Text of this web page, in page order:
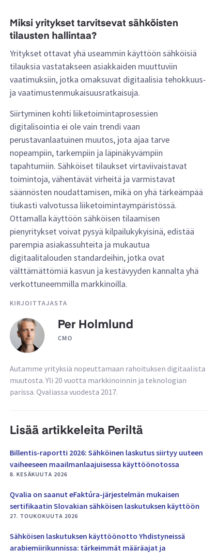
Miksi yritykset tarvitsevat sähköisten
tilausten hallintaa?
Yritykset ottavat yhä useammin käyttöön sähköisiä
tilauksia vastatakseen asiakkaiden muuttuviin
vaatimuksiin, jotka omaksuvat digitaalisia tehokkuus-
ja vaatimustenmukaisuusratkaisuja.
Siirtyminen kohti liiketoimintaprosessien
digitalisointia ei ole vain trendi vaan
perustavanlaatuinen muutos, jota ajaa tarve
nopeampiin, tarkempiin ja läpinäkyvämpiin
tapahtumiin. Sähköiset tilaukset virtaviivaistavat
toimintoja, vähentävät virheitä ja varmistavat
säännösten noudattamisen, mikä on yhä tärkeämpää
tiukasti valvotussa liiketoimintaympäristössä.
Ottamalla käyttöön sähköisen tilaamisen
pienyritykset voivat pysyä kilpailukykyisinä, edistää
parempia asiakassuhteita ja mukautua
digitaalitalouden standardeihin, jotka ovat
välttämättömiä kasvun ja kestävyyden kannalta yhä
verkottuneemmilla markkinoilla.
KIRJOITTAJASTA
Per Holmlund
CMO
Autamme yrityksiä nopeuttamaan rahoituksen digitaalista
muutosta. Yli 20 vuotta markkinoinnin ja teknologian
parissa. Qvaliassa vuodesta 2017.
Lisää artikkeleita Periltä
Billentis-raportti 2026: Sähköinen laskutus siirtyy uuteen
vaiheeseen maailmanlaajuisessa käyttöönotossa
8. KESÄKUUTA 2026
Qvalia on saanut eFaktúra-järjestelmän mukaisen
sertifikaatin Slovakian sähköisen laskutuksen käyttöön
27. TOUKOKUUTA 2026
Sähköisen laskutuksen käyttöönotto Yhdistyneissä
arabiemiirikunnissa: tärkeimmät määräajat ja